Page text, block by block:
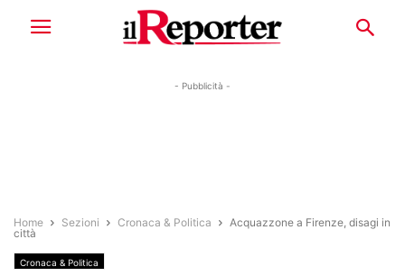
- Pubblicità -
Home Sezioni Cronaca & Politica
Acquazzone a Firenze, disagi in
città
Cronaca & Politica